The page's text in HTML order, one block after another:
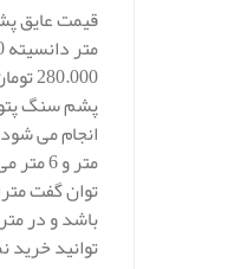
متر و
توان گفت
باشد و در
توانید خرید